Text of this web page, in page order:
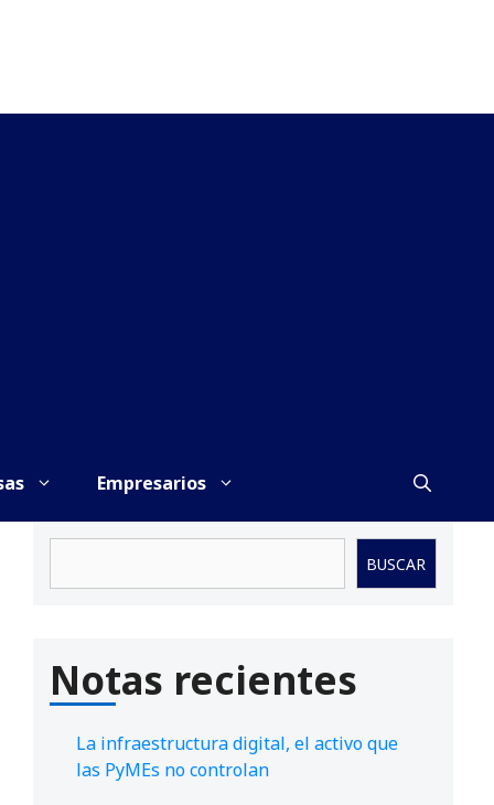
Empresarios
BUSCAR
Notas recientes
La infraestructura digital, el activo que
las PyMEs no controlan